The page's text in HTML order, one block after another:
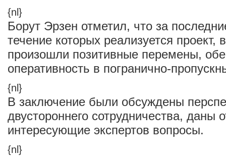
{nl}
Борут Эрзен отметил, что за
течение которых реализуется проект,
произошли позитивные перемены,
оперативность в погранично-
{nl}
В заключение были обсуждены
двустороннего сотрудничества, даны
интересующие экспертов вопросы.
{nl}